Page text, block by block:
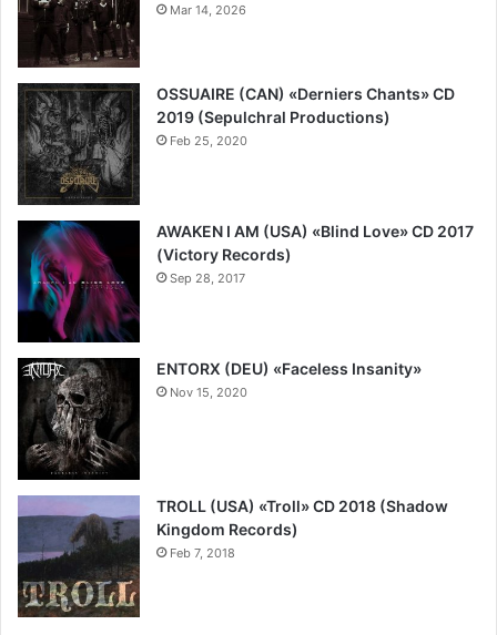
Mar 14, 2026
9
OSSUAIRE (CAN) «Derniers Chants» CD
2019 (Sepulchral Productions)
Feb 25, 2020
AWAKEN I AM (USA) «Blind Love» CD 2017
(Victory Records)
Sep 28, 2017
7
ENTORX (DEU) «Faceless Insanity»
Nov 15, 2020
6
TROLL (USA) «Troll» CD 2018 (Shadow
Kingdom Records)
Feb 7, 2018